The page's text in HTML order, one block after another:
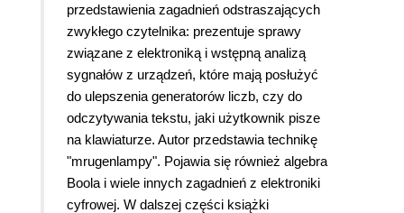
przedstawienia zagadnień odstraszających
zwykłego czytelnika: prezentuje sprawy
związane z elektroniką i wstępną analizą
sygnałów z urządzeń, które mają posłużyć
do ulepszenia generatorów liczb, czy do
odczytywania tekstu, jaki użytkownik pisze
na klawiaturze. Autor przedstawia technikę
"mrugenlampy". Pojawia się również algebra
Boola i wiele innych zagadnień z elektroniki
cyfrowej. W dalszej części książki